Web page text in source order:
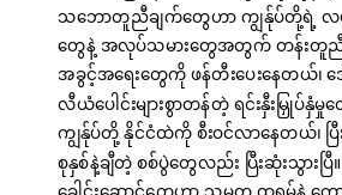
သဘောတူညီချက်တွေဟာ ကျွန်ုပ်တို့ရဲ့ လ
တွေနဲ့ အလုပ်သမားတွေအတွက် တန်းတူ
အခွင့်အရေးတွေကို ဖန်တီးပေးနေတယ်၊ ဒ
လီယံပေါင်းများစွာတန်တဲ့ ရင်းနှီးမြှုပ်နှံမှု
ကျွန်ုပ်တို့ နိုင်ငံထဲကို စီးဝင်လာနေတယ်၊ ပ
စုနှစ်နဲ့ချီတဲ့ စစ်ပွဲတွေလည်း ပြီးဆုံးသွားပြီ